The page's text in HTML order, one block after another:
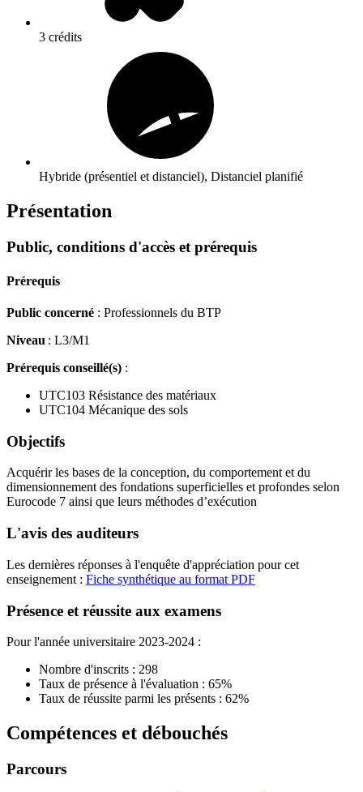
3 crédits
Hybride (présentiel et distanciel), Distanciel planifié
Présentation
Public, conditions d'accès et prérequis
Prérequis
Public concerné : Professionnels du BTP
Niveau : L3/M1
Prérequis conseillé(s) :
UTC103 Résistance des matériaux
UTC104 Mécanique des sols
Objectifs
Acquérir les bases de la conception, du comportement et du
dimensionnement des fondations superficielles et profondes selon
Eurocode 7 ainsi que leurs méthodes d’exécution
L'avis des auditeurs
Les dernières réponses à l'enquête d'appréciation pour cet
enseignement : Fiche synthétique au format PDF
Présence et réussite aux examens
Pour l'année universitaire 2023-2024 :
Nombre d'inscrits : 298
Taux de présence à l'évaluation : 65%
Taux de réussite parmi les présents : 62%
Compétences et débouchés
Parcours